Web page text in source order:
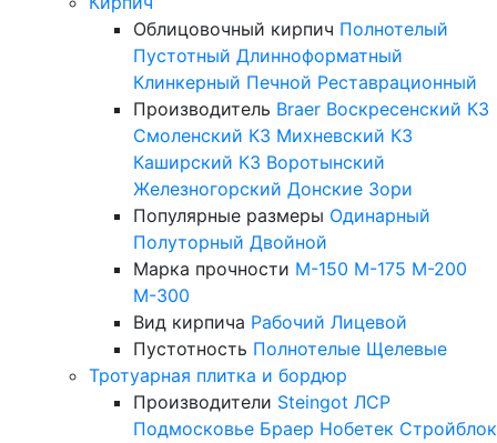
Облицовочный кирпич Полнотелый
Пустотный Длинноформатный
Клинкерный Печной Реставрационный
Производитель Braer Воскресенский КЗ
Смоленский КЗ Михневский КЗ
Каширский КЗ Воротынский
Железногорский Донские Зори
Популярные размеры Одинарный
Полуторный Двойной
Марка прочности М-150 М-175 М-200
М-300
Вид кирпича Рабочий Лицевой
Пустотность Полнотелые Щелевые
Тротуарная плитка и бордюр
Производители Steingot ЛСР
Подмосковье Браер Нобетек Стройблок